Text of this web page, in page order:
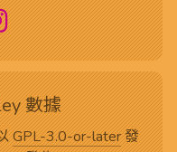
數據
GPL-3.0-or-later發